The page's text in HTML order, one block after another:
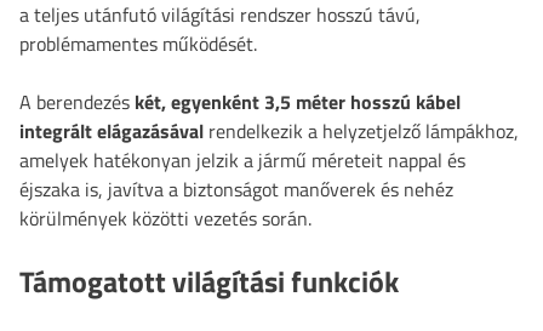
a teljes utánfutó világítási rendszer hosszú távú,
problémamentes működését.
A berendezés két, egyenként 3,5 méter hosszú kábel
integrált elágazásával rendelkezik a helyzetjelző lámpákhoz,
amelyek hatékonyan jelzik a jármű méreteit nappal és
éjszaka is, javítva a biztonságot manőverek és nehéz
körülmények közötti vezetés során.
Támogatott világítási funkciók